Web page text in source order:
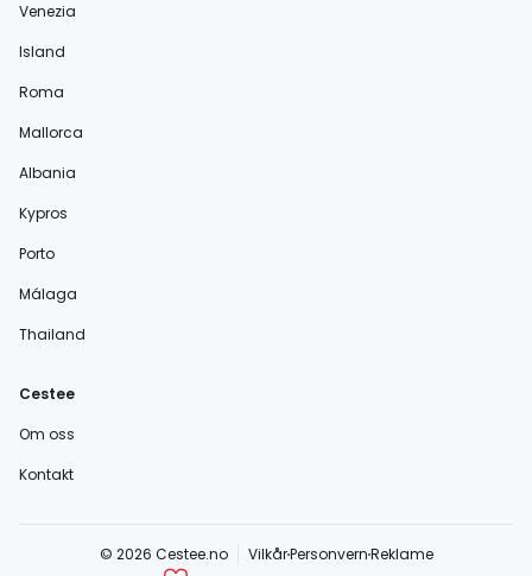
Venezia
Island
Roma
Mallorca
Albania
Kypros
Porto
Málaga
Thailand
Cestee
Om oss
Kontakt
© 2026 Cestee.no VilkårPersonvernReklame